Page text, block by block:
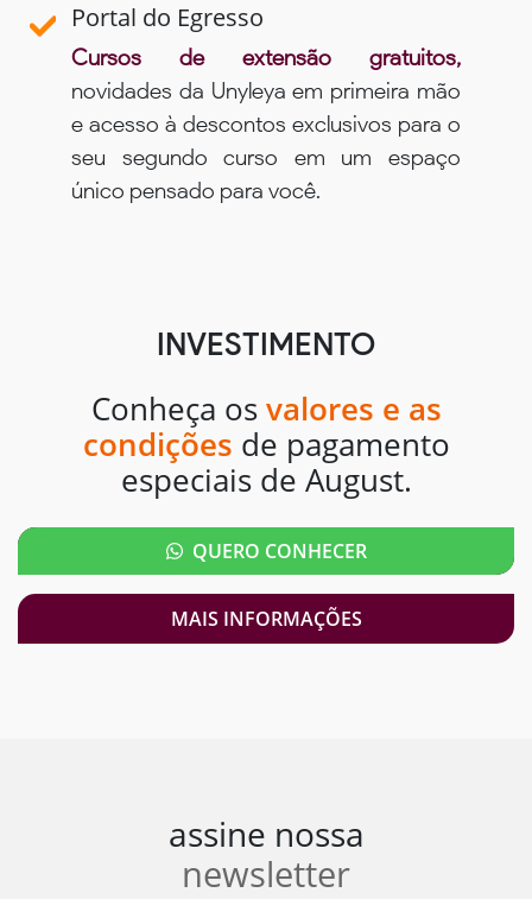
Portal do Egresso
Cursos de extensão gratuitos,
novidades da Unyleya em primeira mão
e acesso à descontos exclusivos para o
seu segundo curso em um espaço
único pensado para você.
INVESTIMENTO
Conheça os valores e as
condições de pagamento
especiais de August.
QUERO CONHECER
MAIS INFORMAÇÕES
assine nossa
newsletter